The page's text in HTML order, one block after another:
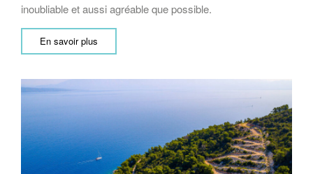
inoubliable et aussi agréable que possible.
En savoir plus